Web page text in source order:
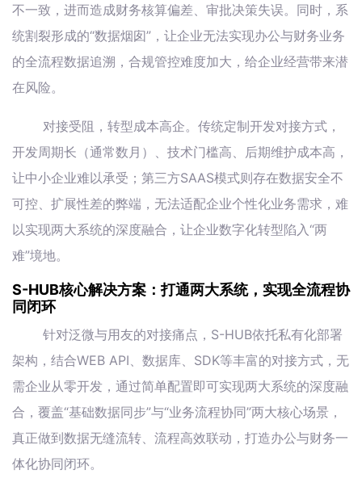
不一致，进而造成财务核算偏差、审批决策失误。同时，系
统割裂形成的“数据烟囱”，让企业无法实现办公与财务业务
的全流程数据追溯，合规管控难度加大，给企业经营带来潜
在风险。
对接受阻，转型成本高企。传统定制开发对接方式，
开发周期长（通常数月）、技术门槛高、后期维护成本高，
让中小企业难以承受；第三方SAAS模式则存在数据安全不
可控、扩展性差的弊端，无法适配企业个性化业务需求，难
以实现两大系统的深度融合，让企业数字化转型陷入“两
难”境地。
S-HUB核心解决方案：打通两大系统，实现全流程协
同闭环
针对泛微与用友的对接痛点，S-HUB依托私有化部署
架构，结合WEB API、数据库、SDK等丰富的对接方式，无
需企业从零开发，通过简单配置即可实现两大系统的深度融
合，覆盖“基础数据同步”与“业务流程协同”两大核心场景，
真正做到数据无缝流转、流程高效联动，打造办公与财务一
体化协同闭环。